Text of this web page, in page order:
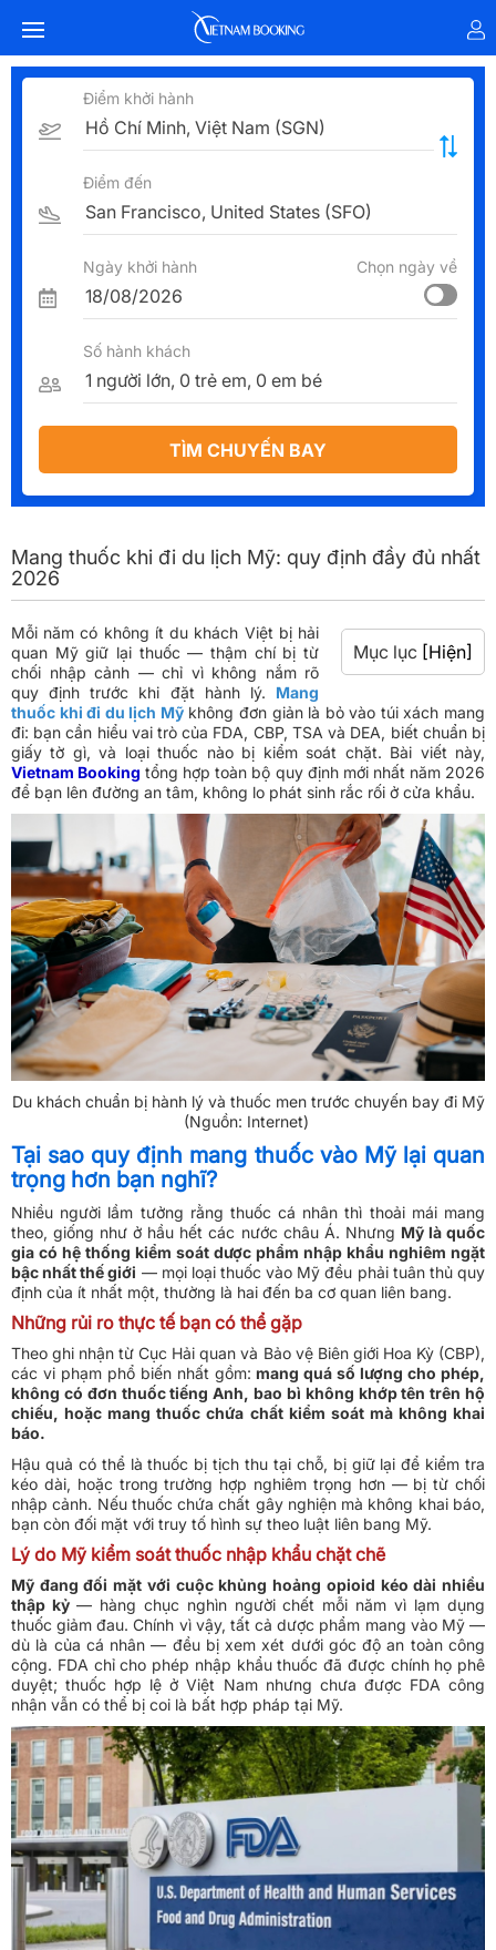
Điểm khởi hành
Điểm đến
Ngày khởi hành Chọn ngày về
Số hành khách
TÌM CHUYẾN BAY
Mang thuốc khi đi du lịch Mỹ: quy định đầy đủ nhất
2026
Mục lục [Hiện]
Mỗi năm có không ít du khách Việt bị hải
quan Mỹ giữ lại thuốc — thậm chí bị từ
chối nhập cảnh — chỉ vì không nắm rõ
quy định trước khi đặt hành lý. Mang
thuốc khi đi du lịch Mỹkhông đơn giản là bỏ vào túi xách mang
đi: bạn cần hiểu vai trò của FDA, CBP, TSA và DEA, biết chuẩn bị
giấy tờ gì, và loại thuốc nào bị kiểm soát chặt. Bài viết này,
Vietnam Booking tổng hợp toàn bộ quy định mới nhất năm 2026
để bạn lên đường an tâm, không lo phát sinh rắc rối ở cửa khẩu.
Du khách chuẩn bị hành lý và thuốc men trước chuyến bay đi Mỹ
(Nguồn: Internet)
Tại sao quy định mang thuốc vào Mỹ lại quan
trọng hơn bạn nghĩ?
Nhiều người lầm tưởng rằng thuốc cá nhân thì thoải mái mang
theo, giống như ở hầu hết các nước châu Á. Nhưng Mỹ là quốc
gia có hệ thống kiểm soát dược phẩm nhập khẩu nghiêm ngặt
bậc nhất thế giới — mọi loại thuốc vào Mỹ đều phải tuân thủ quy
định của ít nhất một, thường là hai đến ba cơ quan liên bang.
Những rủi ro thực tế bạn có thể gặp
Theo ghi nhận từ Cục Hải quan và Bảo vệ Biên giới Hoa Kỳ (CBP),
các vi phạm phổ biến nhất gồm:mang quá số lượng cho phép,
không có đơn thuốc tiếng Anh, bao bì không khớp tên trên hộ
chiếu, hoặc mang thuốc chứa chất kiểm soát mà không khai
báo.
Hậu quả có thể là thuốc bị tịch thu tại chỗ, bị giữ lại để kiểm tra
kéo dài, hoặc trong trường hợp nghiêm trọng hơn — bị từ chối
nhập cảnh. Nếu thuốc chứa chất gây nghiện mà không khai báo,
bạn còn đối mặt với truy tố hình sự theo luật liên bang Mỹ.
Lý do Mỹ kiểm soát thuốc nhập khẩu chặt chẽ
Mỹ đang đối mặt với cuộc khủng hoảng opioid kéo dài nhiều
thập kỷ — hàng chục nghìn người chết mỗi năm vì lạm dụng
thuốc giảm đau. Chính vì vậy, tất cả dược phẩm mang vào Mỹ —
dù là của cá nhân — đều bị xem xét dưới góc độ an toàn công
cộng. FDA chỉ cho phép nhập khẩu thuốc đã được chính họ phê
duyệt; thuốc hợp lệ ở Việt Nam nhưng chưa được FDA công
nhận vẫn có thể bị coi là bất hợp pháp tại Mỹ.